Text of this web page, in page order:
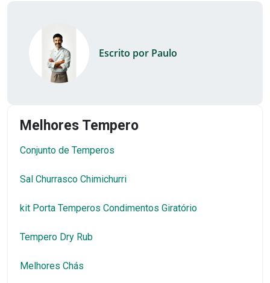
Escrito por Paulo
Melhores Tempero
Conjunto de Temperos
Sal Churrasco Chimichurri
kit Porta Temperos Condimentos Giratório
Tempero Dry Rub
Melhores Chás